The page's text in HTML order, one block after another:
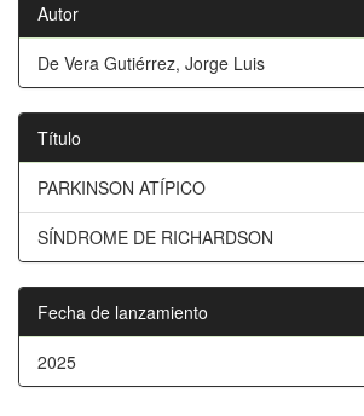
Autor
De Vera Gutiérrez, Jorge Luis
Título
PARKINSON ATÍPICO
SÍNDROME DE RICHARDSON
Fecha de lanzamiento
2025